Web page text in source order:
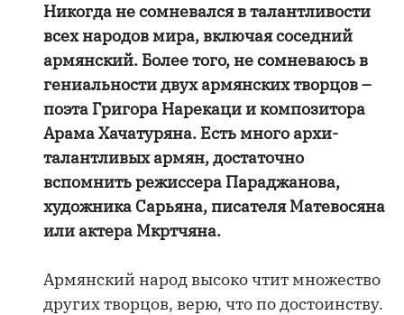
Никогда не сомневался в талантливости
всех народов мира, включая соседний
армянский. Более того, не сомневаюсь в
гениальности двух армянских творцов –
поэта Григора Нарекаци и композитора
Арама Хачатуряна. Есть много архи-
талантливых армян, достаточно
вспомнить режиссера Параджанова,
художника Сарьяна, писателя Матевосяна
или актера Мкртчяна.
Армянский народ высоко чтит множество
других творцов, верю, что по достоинству.